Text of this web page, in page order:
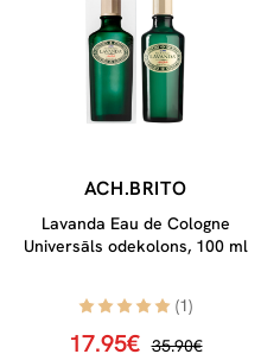
ACH.BRITO
Lavanda Eau de Cologne
Universāls odekolons, 100 ml
(1)
17.95€ 35.90€